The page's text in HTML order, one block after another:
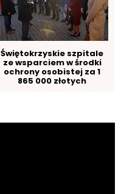
Świętokrzyskie szpitale
ze wsparciem w środki
ochrony osobistej za 1
865 000 złotych